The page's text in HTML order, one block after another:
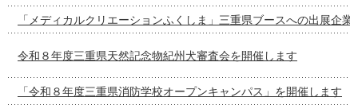
「メディカルクリエーションふくしま」三重県ブースへの出展企業
令和８年度三重県天然記念物紀州犬審査会を開催します
「令和８年度三重県消防学校オープンキャンパス」を開催します